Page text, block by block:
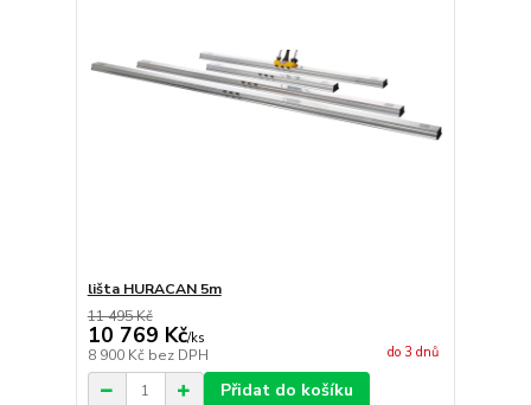
lišta HURACAN 5m
11 495 Kč
10 769 Kč/ks
8 900 Kč bez DPH do 3 dnů
Přidat do košíku